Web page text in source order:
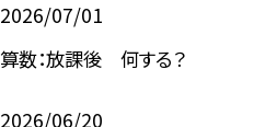
2026/07/01
算数：放課後 何する？
2026/06/20